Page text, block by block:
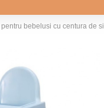
bebelusi cu centura de